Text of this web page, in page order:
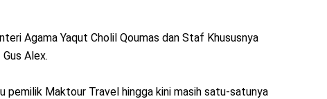
Agama Yaqut Cholil Qoumas dan Staf Khususnya
Alex.
pemilik Maktour Travel hingga kini masih satu-satunya